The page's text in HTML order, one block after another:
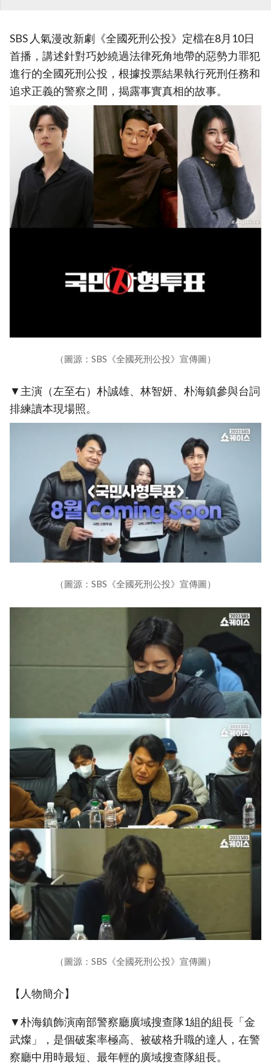
SBS 人氣漫改新劇《全國死刑公投》定檔在8月10日
首播，講述針對巧妙繞過法律死角地帶的惡勢力罪犯
進行的全國死刑公投，根據投票結果執行死刑任務和
追求正義的警察之間，揭露事實真相的故事。
（圖源：SBS《全國死刑公投》宣傳圖）
▼主演（左至右）朴誠雄、林智妍、朴海鎮參與台詞
排練讀本現場照。
（圖源：SBS《全國死刑公投》宣傳圖）
（圖源：SBS《全國死刑公投》宣傳圖）
【人物簡介】
▼朴海鎮飾演南部警察廳廣域搜查隊1組的組長「金
武燦」，是個破案率極高、被破格升職的達人，在警
察廳中用時最短、最年輕的廣域搜查隊組長。